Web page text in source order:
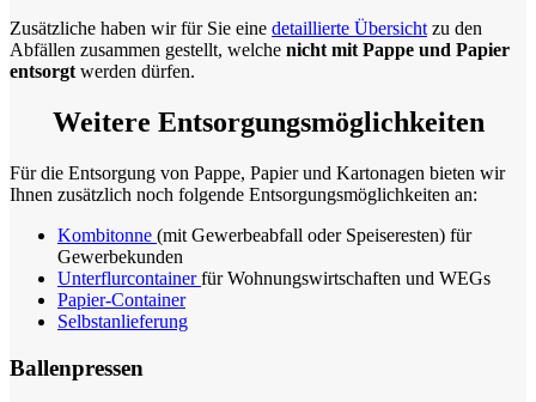
Zusätzliche haben wir für Sie eine detaillierte Übersicht zu den
Abfällen zusammen gestellt, welche nicht mit Pappe und Papier
entsorgt werden dürfen.
Weitere Entsorgungsmöglichkeiten
Für die Entsorgung von Pappe, Papier und Kartonagen bieten wir
Ihnen zusätzlich noch folgende Entsorgungsmöglichkeiten an:
Kombitonne (mit Gewerbeabfall oder Speiseresten) für
Gewerbekunden
Unterflurcontainerfür Wohnungswirtschaften und WEGs
Papier-Container
Selbstanlieferung
Ballenpressen